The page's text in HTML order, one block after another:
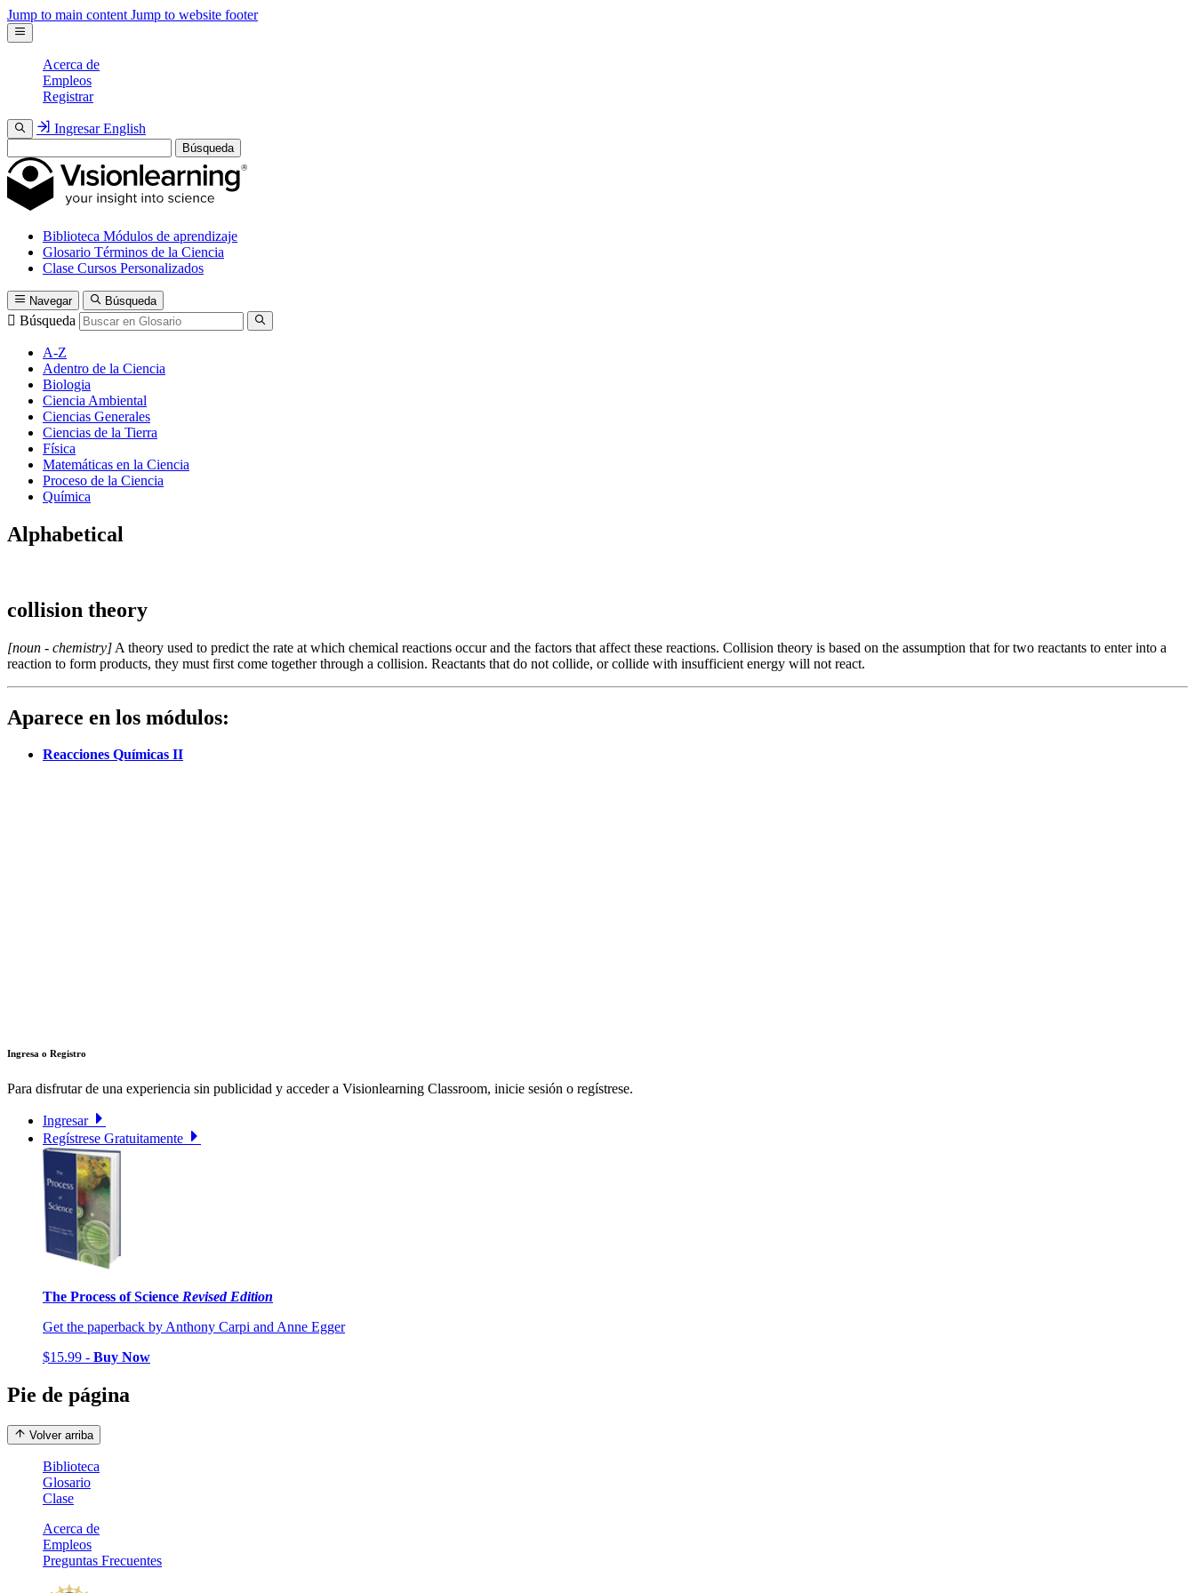
Jump to main content Jump to website footer
Acerca de
Empleos
Registrar
Ingresar English
Búsqueda
Biblioteca Módulos de aprendizaje
Glosario Términos de la Ciencia
Clase Cursos Personalizados
Navegar Búsqueda
Búsqueda
A-Z
Adentro de la Ciencia
Biologia
Ciencia Ambiental
Ciencias Generales
Ciencias de la Tierra
Física
Matemáticas en la Ciencia
Proceso de la Ciencia
Química
Alphabetical
collision theory
[noun - chemistry] A theory used to predict the rate at which chemical reactions occur and the factors that affect these reactions. Collision theory is based on the assumption that for two reactants to enter into a
reaction to form products, they must first come together through a collision. Reactants that do not collide, or collide with insufficient energy will not react.
Aparece en los módulos:
Reacciones Químicas II
Ingresa o Registro
Para disfrutar de una experiencia sin publicidad y acceder a Visionlearning Classroom, inicie sesión o regístrese.
Ingresar
Regístrese Gratuitamente
The Process of Science Revised Edition
Get the paperback by Anthony Carpi and Anne Egger
$15.99 - Buy Now
Pie de página
Volver arriba
Biblioteca
Glosario
Clase
Acerca de
Empleos
Preguntas Frecuentes